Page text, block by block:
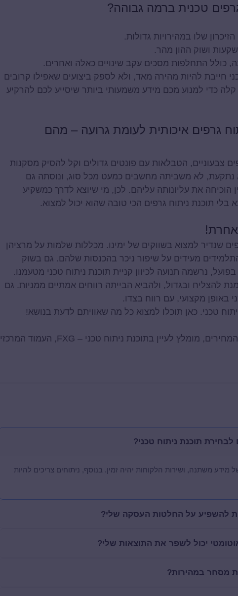
טכנית ברמה גבוהה?
שלו במהירויות גדולות.
ושוק ההון מהר.
כולל התחלפות מסכים עקב שינויים כאלה ואחרים.
חייבת להיות מהירה מאד, ולא לספק ביצועים שאפילו קרובים
קלה כדי למנוע מכם מידע משמעותי ביותר שיסייע לכם להרקיע
גרפים איכותית לעומת גרועה – מהם
צבעוניים, הטבלאות עם פונטים גדולים וקל להסיק מסקנות
נתקעת, לא משביתה מחשבים כמעט מכל סוג, ונוסתה גם
הוכיחה את עליונותה עליהם. לכן, מי שיוצא לדרך כמשקיע
בלי תוכנת ניתוח גרפים הכי טובה שהוא יכול למצוא.
אחרת!
שנדיר למצוא בשווקים של ימינו. מכללות שלמות על מרציהן
מעידים על שיפור ניכר בהכנסות שלהם. גם בשוק
נרשמה תנועה לכיוון קניית תוכנת ניתוח טכני מטעמנו.
להצליח ובגדול, ולהביא הבייתה רווחים אמתיים ממניות. גם
באופן מקצועי, עם רווח בצדו.
טכני. כאן תוכלו למצוא כל מה שאוויתם לדעת בנושא!
מומלץ לעיין בתוכנת ניתוח טכני – FXG
, העמוד המרכזי
תוכנת ניתוח טכני?
משתנה, ושירות הלקוחות יהיה זמין. בנוסף, ניתוחים צריכים להיות
להשפיע על החלטות העסקה שלי?
יכול לשפר את התוצאות שלי?
מסחר במהירות?